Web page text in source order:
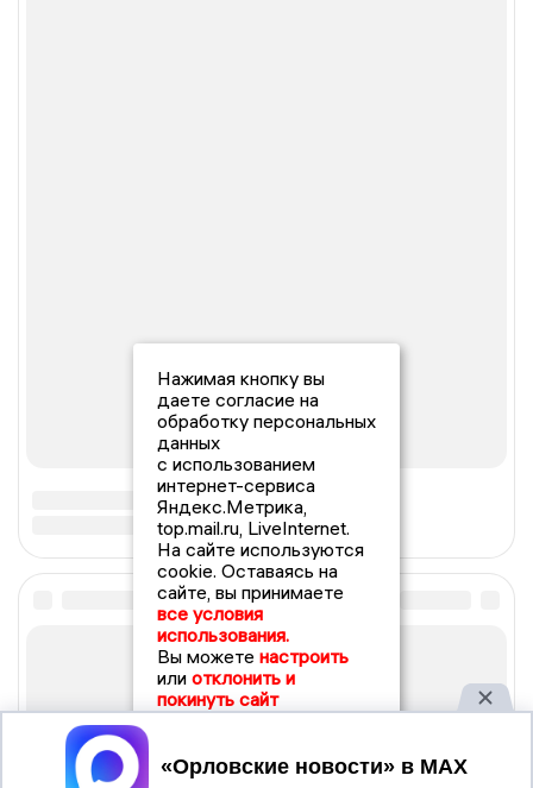
Нажимая кнопку вы
даете согласие на
обработку персональных
данных
с использованием
интернет-сервиса
Яндекс.Метрика,
top.mail.ru, LiveInternet.
На сайте используются
cookie. Оставаясь на
сайте, вы принимаете
все условия
использования.
Вы можете настроить
или отклонить и
покинуть сайт
Принять